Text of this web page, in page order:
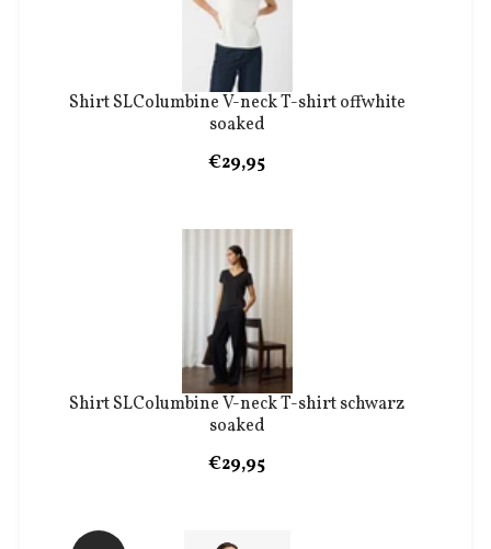
Shirt SLColumbine V-neck T-shirt offwhite
soaked
€29,95
Shirt SLColumbine V-neck T-shirt schwarz
soaked
€29,95